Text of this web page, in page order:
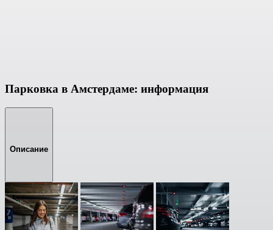
Парковка в Амстердаме: информация
Описание